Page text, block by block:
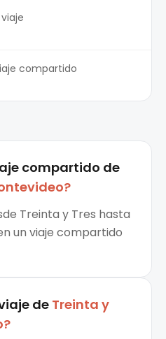
compartido
compartido de
?
Treinta y Tres hasta
un viaje compartido
de Treinta y
?